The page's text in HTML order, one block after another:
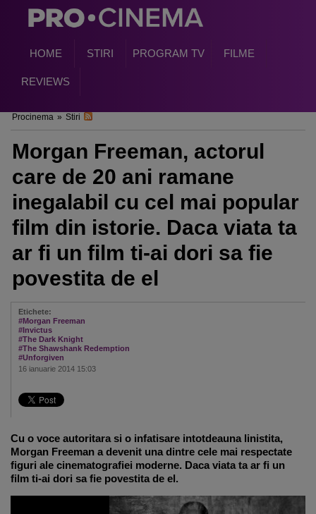
HOME STIRI PROGRAM TV FILME
REVIEWS
Procinema » Stiri
Morgan Freeman, actorul
care de 20 ani ramane
inegalabil cu cel mai popular
film din istorie. Daca viata ta
ar fi un film ti-ai dori sa fie
povestita de el
Etichete:
#Morgan Freeman
#Invictus
#The Dark Knight
#The Shawshank Redemption
#Unforgiven
16 ianuarie 2014 15:03
Cu o voce autoritara si o infatisare intotdeauna linistita,
Morgan Freeman a devenit una dintre cele mai respectate
figuri ale cinematografiei moderne. Daca viata ta ar fi un
film ti-ai dori sa fie povestita de el.